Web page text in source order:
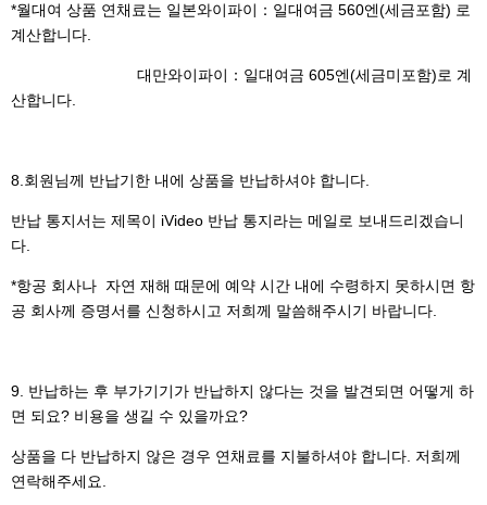
*월대여 상품 연채료는 일본와이파이：일대여금 560엔(세금포함) 로
계산합니다.
대만와이파이：일대여금 605엔(세금미포함)로 계
산합니다.
8. 회원님께 반납기한 내에 상품을 반납하셔야 합니다.
반납 통지서는 제목이 iVideo 반납 통지라는 메일로 보내드리겠습니
다.
*항공 회사나 자연 재해 때문에 예약 시간 내에 수령하지 못하시면 항
공 회사께 증명서를 신청하시고 저희께 말씀해주시기 바랍니다.
9. 반납하는 후 부가기기가 반납하지 않다는 것을 발견되면 어떻게 하
면 되요? 비용을 생길 수 있을까요?
상품을 다 반납하지 않은 경우 연채료를 지불하셔야 합니다. 저희께
연락해주세요.